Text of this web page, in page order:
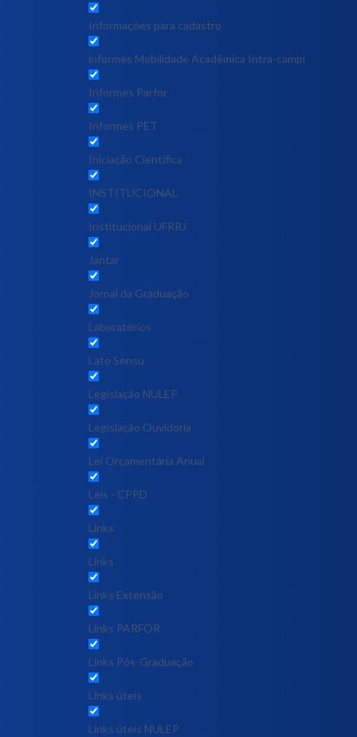
Informações para cadastro
informes Mobilidade Acadêmica Intra-campi
Informes Parfor
Informes PET
Iniciação Científica
INSTITUCIONAL
Institucional UFRRJ
Jantar
Jornal da Graduação
Laboratórios
Lato Sensu
Legislação NULEP
Legislação Ouvidoria
Lei Orçamentária Anual
Leis - CPPD
Links
Links
Links Extensão
Links PARFOR
Links Pós-Graduação
Links úteis
Links úteis NULEP